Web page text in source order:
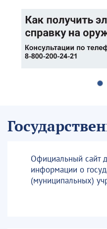
Официальный сайт
информации о
(муниципальных)